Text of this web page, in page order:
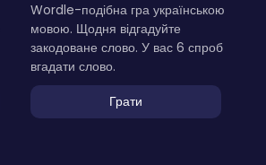
Wordle-подібна гра українською
мовою. Щодня відгадуйте
закодоване слово. У вас 6 спроб
вгадати слово.
Грати